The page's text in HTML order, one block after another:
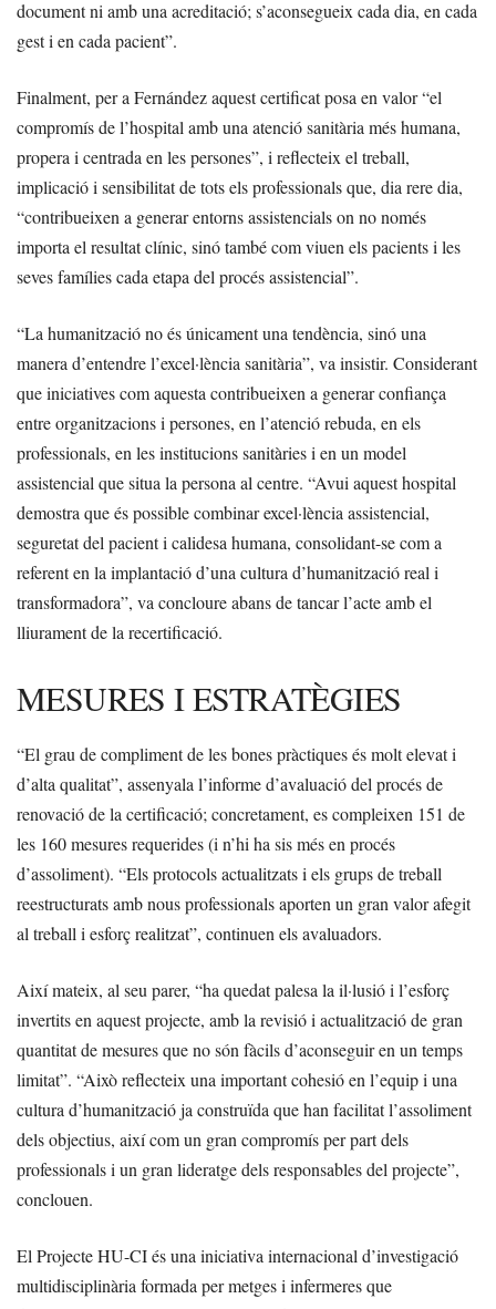
document ni amb una acreditació; s’aconsegueix cada dia, en cada
gest i en cada pacient”.
Finalment, per a Fernández aquest certificat posa en valor “el
compromís de l’hospital amb una atenció sanitària més humana,
propera i centrada en les persones”, i reflecteix el treball,
implicació i sensibilitat de tots els professionals que, dia rere dia,
“contribueixen a generar entorns assistencials on no només
importa el resultat clínic, sinó també com viuen els pacients i les
seves famílies cada etapa del procés assistencial”.
“La humanització no és únicament una tendència, sinó una
manera d’entendre l’excel·lència sanitària”, va insistir. Considerant
que iniciatives com aquesta contribueixen a generar confiança
entre organitzacions i persones, en l’atenció rebuda, en els
professionals, en les institucions sanitàries i en un model
assistencial que situa la persona al centre. “Avui aquest hospital
demostra que és possible combinar excel·lència assistencial,
seguretat del pacient i calidesa humana, consolidant-se com a
referent en la implantació d’una cultura d’humanització real i
transformadora”, va concloure abans de tancar l’acte amb el
lliurament de la recertificació.
MESURES I ESTRATÈGIES
“El grau de compliment de les bones pràctiques és molt elevat i
d’alta qualitat”, assenyala l’informe d’avaluació del procés de
renovació de la certificació; concretament, es compleixen 151 de
les 160 mesures requerides (i n’hi ha sis més en procés
d’assoliment). “Els protocols actualitzats i els grups de treball
reestructurats amb nous professionals aporten un gran valor afegit
al treball i esforç realitzat”, continuen els avaluadors.
Així mateix, al seu parer, “ha quedat palesa la il·lusió i l’esforç
invertits en aquest projecte, amb la revisió i actualització de gran
quantitat de mesures que no són fàcils d’aconseguir en un temps
limitat”. “Això reflecteix una important cohesió en l’equip i una
cultura d’humanització ja construïda que han facilitat l’assoliment
dels objectius, així com un gran compromís per part dels
professionals i un gran lideratge dels responsables del projecte”,
conclouen.
El Projecte HU-CI és una iniciativa internacional d’investigació
multidisciplinària formada per metges i infermeres que